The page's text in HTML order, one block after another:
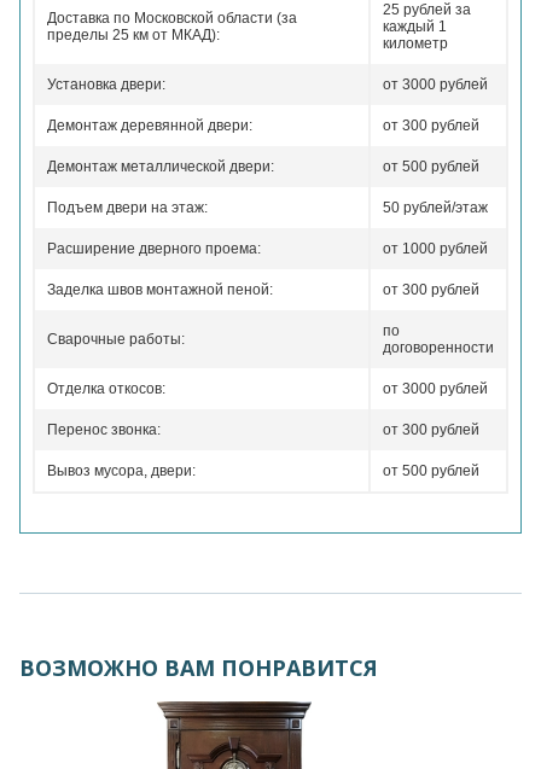
Доставка по Московской области (за
пределы 25 км от МКАД):
25 рублей за
каждый 1
километр
Установка двери: от 3000 рублей
Демонтаж деревянной двери: от 300 рублей
Демонтаж металлической двери: от 500 рублей
Подъем двери на этаж: 50 рублей/этаж
Расширение дверного проема: от 1000 рублей
Заделка швов монтажной пеной: от 300 рублей
Сварочные работы:
по
договоренности
Отделка откосов: от 3000 рублей
Перенос звонка: от 300 рублей
Вывоз мусора, двери: от 500 рублей
ВОЗМОЖНО ВАМ ПОНРАВИТСЯ